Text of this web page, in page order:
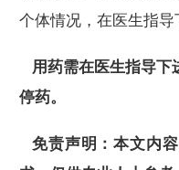
个体情况，在医生指导
用药需在医生指导
停药。
免责声明：本文内